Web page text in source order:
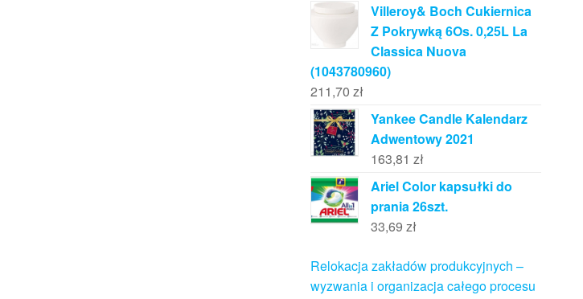
Villeroy& Boch Cukiernica
Z Pokrywką 6Os. 0,25L La
Classica Nuova
(1043780960)
211,70 zł
Yankee Candle Kalendarz
Adwentowy 2021
163,81 zł
Ariel Color kapsułki do
prania 26szt.
33,69 zł
Relokacja zakładów produkcyjnych –
wyzwania i organizacja całego procesu